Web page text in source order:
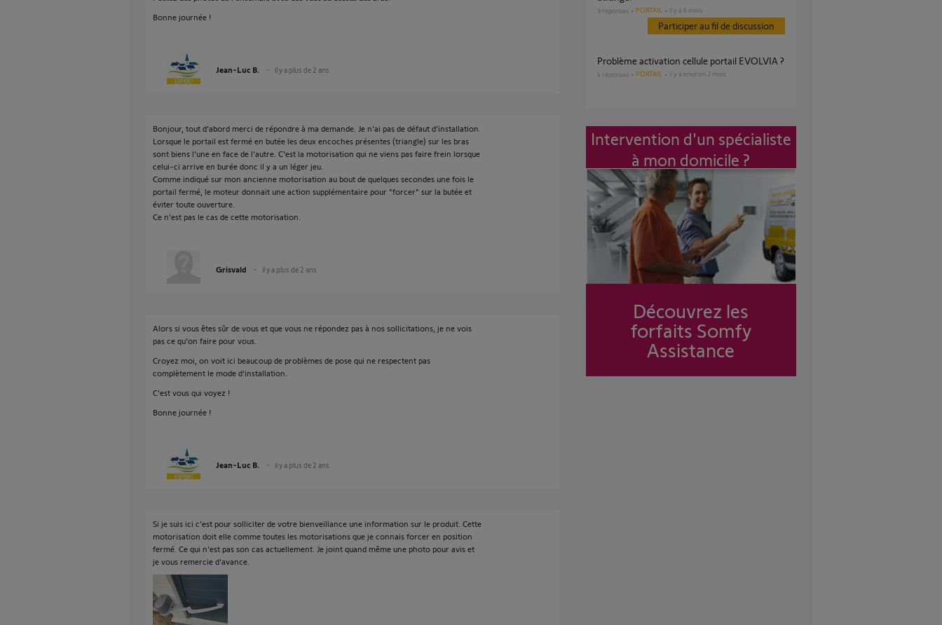
Bonne journée !
Jean-Luc B. il y a plus de 2 ans
Bonjour, tout d'abord merci de répondre à ma demande. Je n'ai pas de défaut d'installation.
Lorsque le portail est fermé en butée les deux encoches présentes (triangle) sur les bras
sont biens l'une en face de l'autre. C'est la motorisation qui ne viens pas faire frein lorsque
celui-ci arrive en burée donc il y a un léger jeu.
Comme indiqué sur mon ancienne motorisation au bout de quelques secondes une fois le
portail fermé, le moteur donnait une action supplémentaire pour "forcer" sur la butée et
éviter toute ouverture.
Ce n'est pas le cas de cette motorisation.
Grisvald il y a plus de 2 ans
Alors si vous êtes sûr de vous et que vous ne répondez pas à nos sollicitations, je ne vois
pas ce qu'on faire pour vous.
Croyez moi, on voit ici beaucoup de problèmes de pose qui ne respectent pas
complètement le mode d'installation.
C'est vous qui voyez !
Bonne journée !
Jean-Luc B. il y a plus de 2 ans
Si je suis ici c'est pour solliciter de votre bienveillance une information sur le produit. Cette
motorisation doit elle comme toutes les motorisations que je connais forcer en position
fermé. Ce qui n'est pas son cas actuellement. Je joint quand même une photo pour avis et
je vous remercie d'avance.
9 réponses PORTAIL il y a 6 mois
Participer au fil de discussion
Problème activation cellule portail EVOLVIA ?
4 réponses PORTAIL il y a environ 2 mois
Intervention d'un spécialiste
à mon domicile ?
Découvrez les
forfaits Somfy
Assistance